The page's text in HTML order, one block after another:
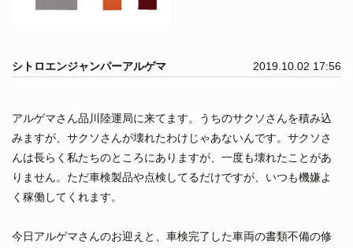
シトロエンジャンパーアルゲマ 2019.10.02 17:56
アルゲマさん品川陸運局に来てます。うちのサクソさんを積み込
みますが、サクソさんが壊れたわけじゃあないんです。サクソさ
んは長らく私たちのところにありますが、一度も壊れたことがあ
りません。ただ車検製品や点検してるだけですが、いつも機嫌よ
く稼働してくれます。
今日アルゲマさんのお迎えと、車検完了した車両の書類不備の修